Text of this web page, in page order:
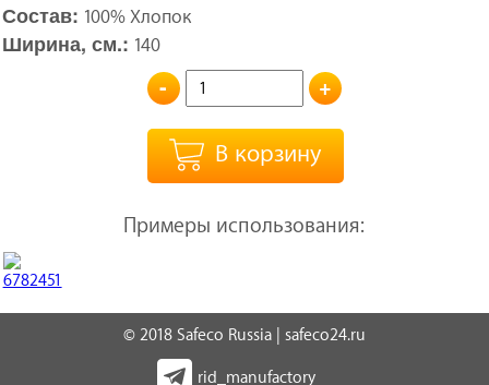
Состав: 100% Хлопок
Ширина, см.: 140
- +
В корзину
Примеры использования:
© 2018 Safeco Russia | safeco24.ru
rid_manufactory